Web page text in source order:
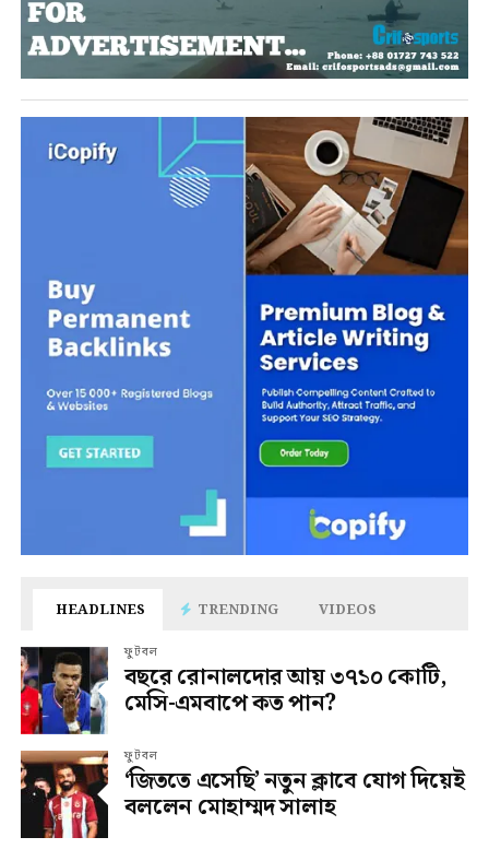
HEADLINES TRENDING VIDEOS
ফুটবল
বছরে রোনালদোর আয় ৩৭১০ কোটি,
মেসি-এমবাপে কত পান?
ফুটবল
‘জিততে এসেছি’ নতুন ক্লাবে যোগ দিয়েই
বললেন মোহাম্মদ সালাহ